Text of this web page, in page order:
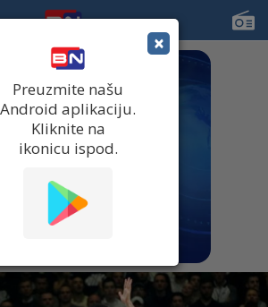
×
Preuzmite našu
Android aplikaciju.
Kliknite na
ikonicu ispod.